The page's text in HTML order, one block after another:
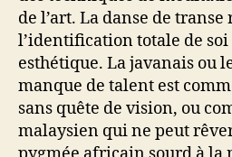
de l’art. La danse de
l’identification totale de soi
esthétique. La javanais ou
manque de talent est
sans quête de vision, ou
malaysien qui ne peut